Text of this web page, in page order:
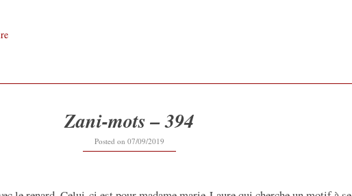
Zani-mots – 394
Posted on 07/09/2019